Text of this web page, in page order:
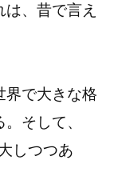
は、昔で言え
で大きな格
そして、
しつつあ